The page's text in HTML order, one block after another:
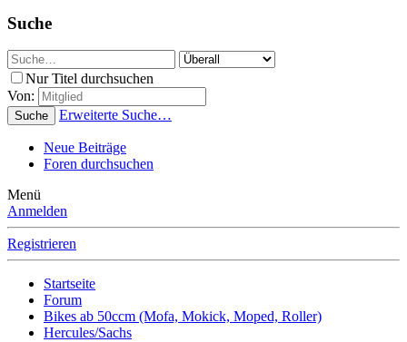
Suche
Nur Titel durchsuchen
Von:
Suche Erweiterte Suche…
Neue Beiträge
Foren durchsuchen
Menü
Anmelden
Registrieren
Startseite
Forum
Bikes ab 50ccm (Mofa, Mokick, Moped, Roller)
Hercules/Sachs